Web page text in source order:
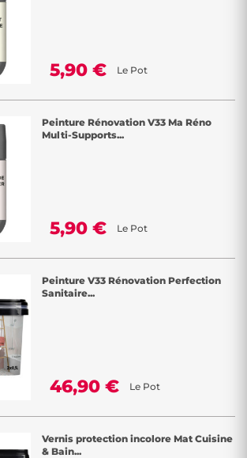
5,90 € Le Pot
Peinture Rénovation V33 Ma Réno
Multi-Supports...
5,90 € Le Pot
Peinture V33 Rénovation Perfection
Sanitaire...
46,90 € Le Pot
Vernis protection incolore Mat Cuisine
& Bain...